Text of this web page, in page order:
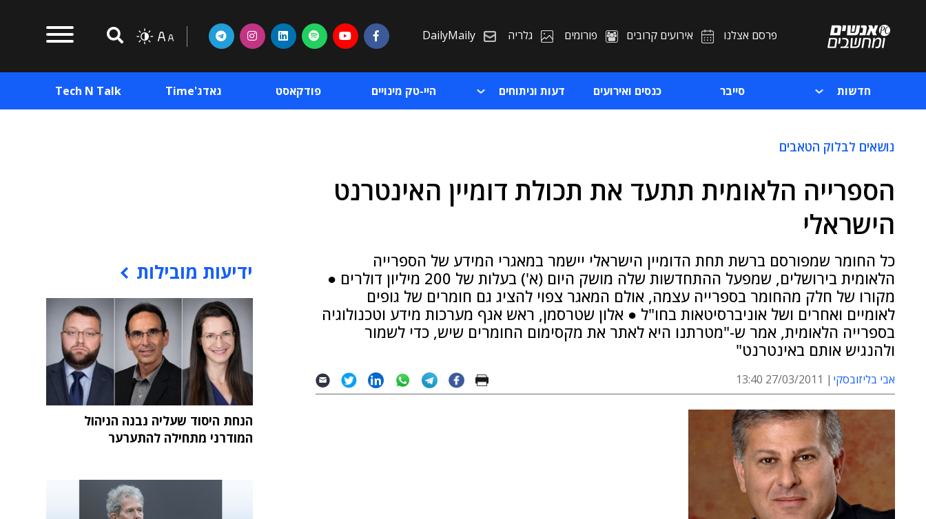
פרסם אצלנו אירועים קרובים פורומים גלריה DailyMaily
חדשות סייבר כנסים ואירועים דעות וניתוחים היי-טק מינויים פודקאסט גאדג'Time Tech N Talk
נושאים לבלוק הטאבים
הספרייה הלאומית תתעד את תכולת דומיין האינטרנט
הישראלי
כל החומר שמפורסם ברשת תחת הדומיין הישראלי יישמר במאגרי המידע של הספרייה
הלאומית בירושלים, שמפעל ההתחדשות שלה מושק היום (א') בעלות של 200 מיליון דולרים ●
מקורו של חלק מהחומר בספרייה עצמה, אולם המאגר צפוי להציג גם חומרים של גופים
לאומיים ואחרים ושל אוניברסיטאות בחו"ל ● אלון שטרסמן, ראש אגף מערכות מידע וטכנולוגיה
בספרייה הלאומית, אמר ש-"מטרתנו היא לאתר את מקסימום החומרים שיש, כדי לשמור
ולהנגיש אותם באינטרנט"
אבי בליזובסקי 27/03/2011 13:40
ידיעות מובילות
הנחת היסוד שעליה נבנה הניהול
המודרני מתחילה להתערער